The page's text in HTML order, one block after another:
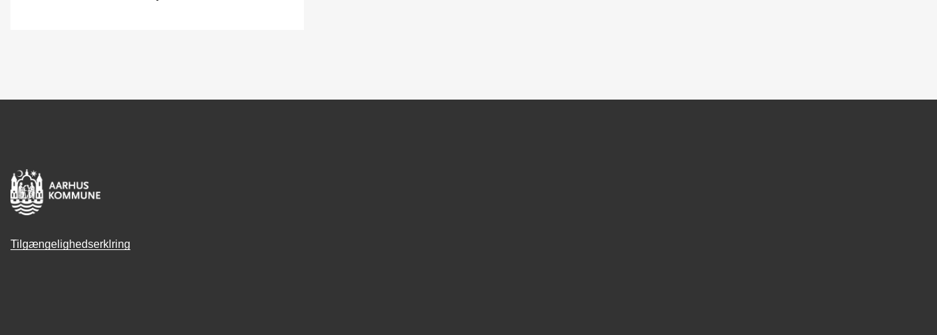
Tilgængelighedserklring